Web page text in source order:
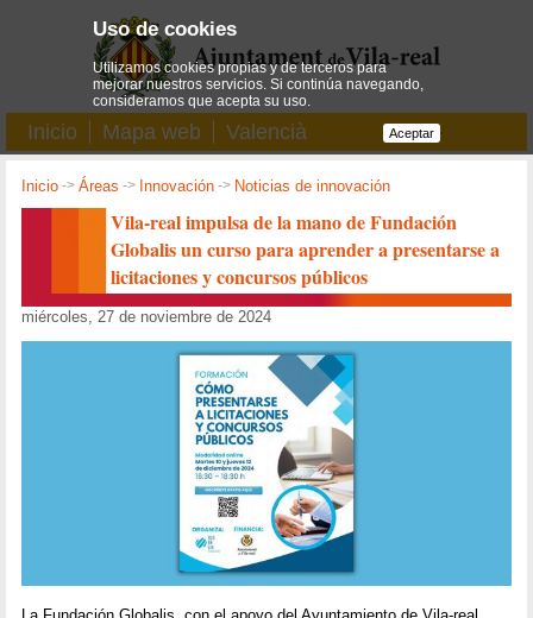
Inicio Mapa web Valencià
Inicio ->Áreas -> Innovación -> Noticias de innovación
Vila-real impulsa de la mano de Fundación
Globalis un curso para aprender a presentarse a
licitaciones y concursos públicos
miércoles, 27 de noviembre de 2024
Uso de cookies
Utilizamos cookies propias y de terceros para
mejorar nuestros servicios. Si continúa navegando,
consideramos que acepta su uso.
Aceptar